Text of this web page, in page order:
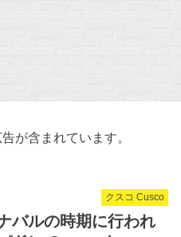
が含まれています。
クスコ Cusco
バルの時期に行われ